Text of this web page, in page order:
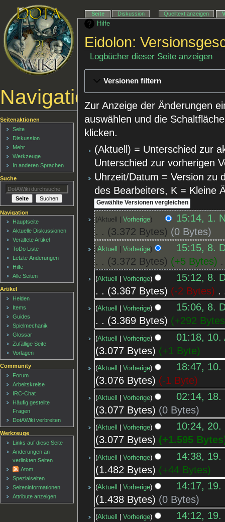
Hilfe
Eidolon:
Logbücher dieser Seite anzeigen
Versionen filtern
Zur Anzeige der Änderungen
auswählen und die
klicken.
(Aktuell) = Unterschied zur
Unterschied zur vorherigen
Uhrzeit/Datum = Version zu
des Bearbeiters, K = Kleine
Aktuell Vorherige
15:14, 1.
3.372 Bytes
0 Bytes
Aktuell Vorherige
15:15, 8.
3.372 Bytes
+5 Bytes
Aktuell Vorherige
15:12, 8.
3.367 Bytes
-2 Bytes
Aktuell Vorherige
15:06, 8.
3.369 Bytes
+292 Bytes
Aktuell Vorherige
01:18, 10.
3.077 Bytes
+1 Byte
Aktuell Vorherige
18:47, 10.
3.076 Bytes
-1 Byte
Aktuell Vorherige
02:14, 18.
3.077 Bytes
0 Bytes
Aktuell Vorherige
10:24, 20.
3.077 Bytes
+1.595 Bytes
Aktuell Vorherige
14:38, 19.
1.482 Bytes
+44 Bytes
Aktuell Vorherige
14:17, 19.
1.438 Bytes
0 Bytes
Aktuell Vorherige
14:12, 19.
Navigationsmenü
Seite Diskussion Quelltext anzeigen
Seitenaktionen
Seite
Diskussion
Mehr
Werkzeuge
In anderen Sprachen
Suche
Navigation
Hauptseite
Aktuelle Diskussionen
Veraltete Artikel
ToDo Liste
Letzte Änderungen
Hilfe
Alle Seiten
Artikel
Helden
Items
Guides
Spielmechanik
Glossar
Zufällige Seite
Vorlagen
Community
Forum
Arbeitskreise
IRC-Chat
Häufig gestellte
Fragen
DotAWiki verbreiten
Werkzeuge
Links auf diese Seite
Änderungen an
verlinkten Seiten
Atom
Spezialseiten
Seiten­informationen
Attribute anzeigen